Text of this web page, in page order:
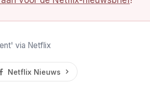
via Netflix
Netflix Nieuws